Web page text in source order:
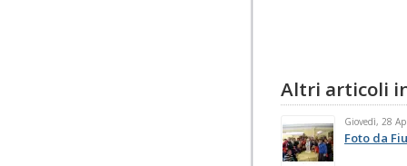
Altri articoli
Giovedì, 28
Foto da